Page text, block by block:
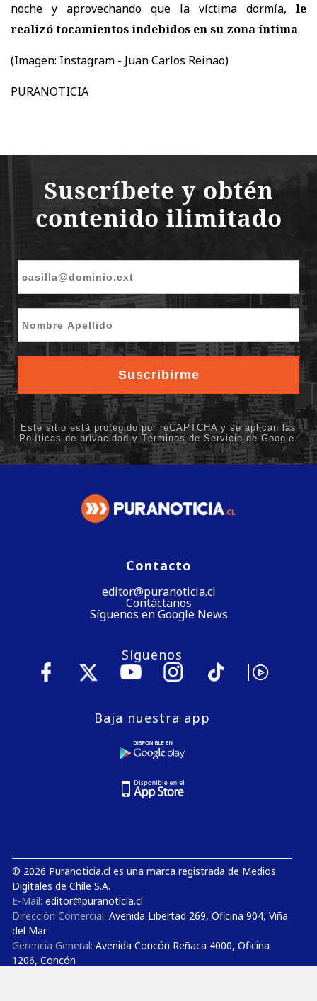
noche y aprovechando que la víctima dormía, le
realizó tocamientos indebidos en su zona íntima.
(Imagen: Instagram - Juan Carlos Reinao)
PURANOTICIA
Contacto
editor@puranoticia.cl
Contáctanos
Síguenos en Google News
Síguenos
Baja nuestra app
© 2026 Puranoticia.cl es una marca registrada de Medios
Digitales de Chile S.A.
E-Mail: editor@puranoticia.cl
Dirección Comercial: Avenida Libertad 269, Oficina 904, Viña
del Mar
Gerencia General: Avenida Concón Reñaca 4000, Oficina
1206, Concón